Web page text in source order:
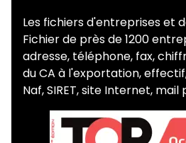
Les fichiers d'entreprises et
Fichier de près de 1200
adresse, téléphone, fax,
du CA à l'exportation,
Naf, SIRET, site Internet, mail